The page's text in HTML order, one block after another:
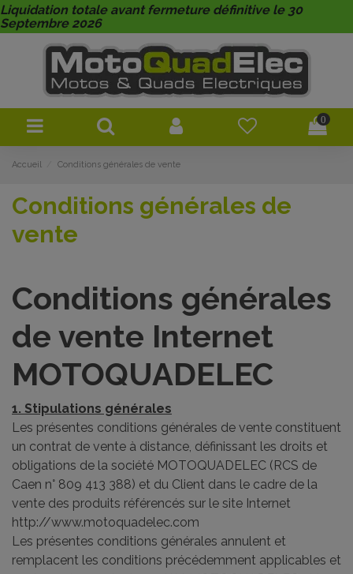
Liquidation totale avant fermeture définitive le 30
Septembre 2026
0
Accueil Conditions générales de vente
Conditions générales de
vente
Conditions générales
de vente Internet
MOTOQUADELEC
1. Stipulations générales
Les présentes conditions générales de vente constituent
un contrat de vente à distance, définissant les droits et
obligations de la société MOTOQUADELEC (RCS de
Caen n° 809 413 388) et du Client dans le cadre de la
vente des produits référencés sur le site Internet
http://www.motoquadelec.com
Les présentes conditions générales annulent et
remplacent les conditions précédemment applicables et